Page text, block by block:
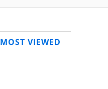
MOST VIEWED